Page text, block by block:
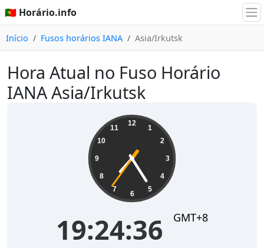
🇵🇹 Horário.info
Início Fusos horários IANA Asia/Irkutsk
Hora Atual no Fuso Horário
IANA Asia/Irkutsk
12
1
2
3
4
5
6
7
8
9
10
11
19:24:36 GMT+8